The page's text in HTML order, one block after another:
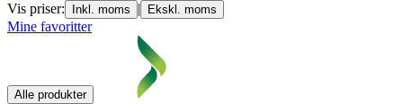
Vis priser:
Inkl. moms | Ekskl. moms
Mine favoritter
Alle produkter